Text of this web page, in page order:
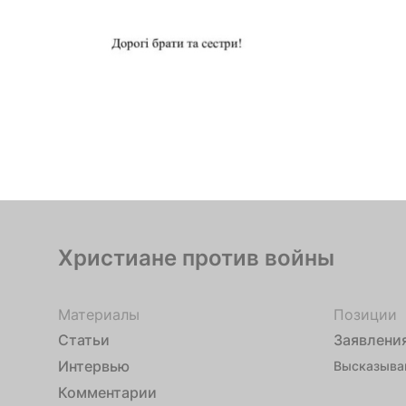
Христиане против войны
Материалы
Статьи
Интервью
Комментарии
Позиции